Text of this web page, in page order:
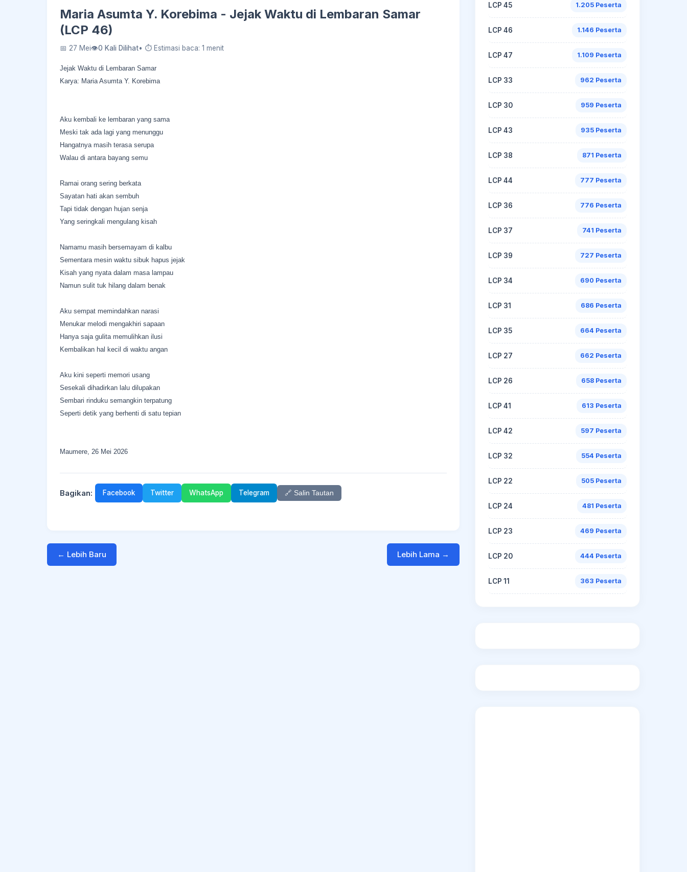
Maria Asumta Y. Korebima - Jejak Waktu di Lembaran Samar
(LCP 46)
📅 27 Mei👁0 Kali Dilihat• ⏱ Estimasi baca: 1 menit
Jejak Waktu di Lembaran Samar
Karya: Maria Asumta Y. Korebima
Aku kembali ke lembaran yang sama
Meski tak ada lagi yang menunggu
Hangatnya masih terasa serupa
Walau di antara bayang semu
Ramai orang sering berkata
Sayatan hati akan sembuh
Tapi tidak dengan hujan senja
Yang seringkali mengulang kisah
Namamu masih bersemayam di kalbu
Sementara mesin waktu sibuk hapus jejak
Kisah yang nyata dalam masa lampau
Namun sulit tuk hilang dalam benak
Aku sempat memindahkan narasi
Menukar melodi mengakhiri sapaan
Hanya saja gulita memulihkan ilusi
Kembalikan hal kecil di waktu angan
Aku kini seperti memori usang
Sesekali dihadirkan lalu dilupakan
Sembari rinduku semangkin terpatung
Seperti detik yang berhenti di satu tepian
Maumere, 26 Mei 2026
Bagikan: Facebook Twitter WhatsApp Telegram 🔗 Salin Tautan
← Lebih Baru Lebih Lama →
LCP 45 1.205 Peserta
LCP 46 1.146 Peserta
LCP 47 1.109 Peserta
LCP 33 962 Peserta
LCP 30 959 Peserta
LCP 43 935 Peserta
LCP 38 871 Peserta
LCP 44 777 Peserta
LCP 36 776 Peserta
LCP 37 741 Peserta
LCP 39 727 Peserta
LCP 34 690 Peserta
LCP 31 686 Peserta
LCP 35 664 Peserta
LCP 27 662 Peserta
LCP 26 658 Peserta
LCP 41 613 Peserta
LCP 42 597 Peserta
LCP 32 554 Peserta
LCP 22 505 Peserta
LCP 24 481 Peserta
LCP 23 469 Peserta
LCP 20 444 Peserta
LCP 11 363 Peserta